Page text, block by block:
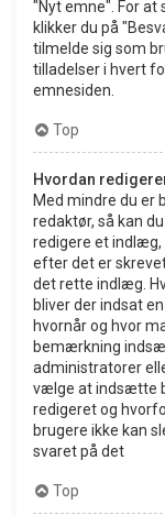
"Nyt emne". For
klikker du på
tilmelde sig som
tilladelser i hvert
emnesiden.
Top
Hvordan
Med mindre du er
redaktør, så kan
redigere et
efter det er
det rette indlæg.
bliver der indsat
hvornår og hvor
bemærkning
administratorer
vælge at indsætte
redigeret og
brugere ikke kan
svaret på det
Top